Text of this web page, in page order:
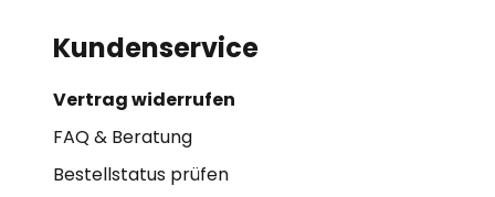
Kundenservice
Vertrag widerrufen
FAQ & Beratung
Bestellstatus prüfen